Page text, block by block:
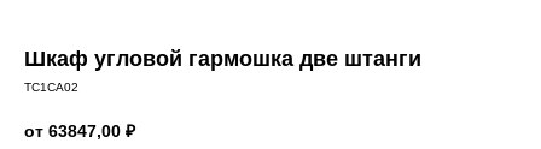
Шкаф угловой гармошка две штанги
TC1CA02
от 63847,00 ₽